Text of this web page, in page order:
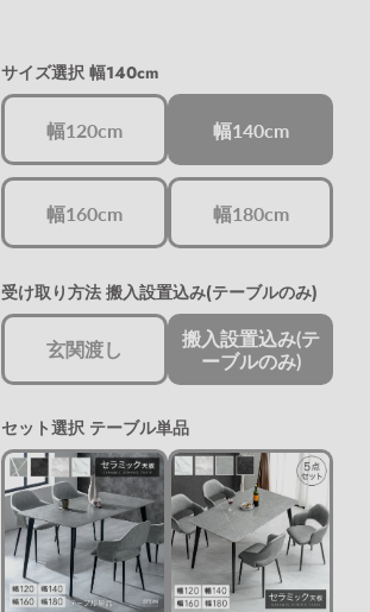
サイズ選択幅140cm
幅120cm 幅140cm
幅160cm 幅180cm
受け取り方法搬入設置込み(テーブルのみ)
玄関渡し
搬入設置込み(テ
ーブルのみ)
セット選択 テーブル単品